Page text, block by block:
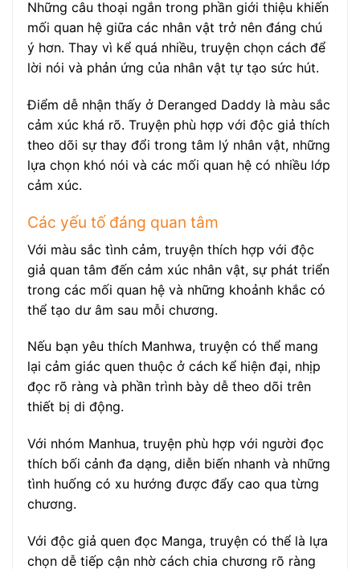
Những câu thoại ngắn trong phần giới thiệu khiến
mối quan hệ giữa các nhân vật trở nên đáng chú
ý hơn. Thay vì kể quá nhiều, truyện chọn cách để
lời nói và phản ứng của nhân vật tự tạo sức hút.
Điểm dễ nhận thấy ở Deranged Daddy là màu sắc
cảm xúc khá rõ. Truyện phù hợp với độc giả thích
theo dõi sự thay đổi trong tâm lý nhân vật, những
lựa chọn khó nói và các mối quan hệ có nhiều lớp
cảm xúc.
Các yếu tố đáng quan tâm
Với màu sắc tình cảm, truyện thích hợp với độc
giả quan tâm đến cảm xúc nhân vật, sự phát triển
trong các mối quan hệ và những khoảnh khắc có
thể tạo dư âm sau mỗi chương.
Nếu bạn yêu thích Manhwa, truyện có thể mang
lại cảm giác quen thuộc ở cách kể hiện đại, nhịp
đọc rõ ràng và phần trình bày dễ theo dõi trên
thiết bị di động.
Với nhóm Manhua, truyện phù hợp với người đọc
thích bối cảnh đa dạng, diễn biến nhanh và những
tình huống có xu hướng được đẩy cao qua từng
chương.
Với độc giả quen đọc Manga, truyện có thể là lựa
chọn dễ tiếp cận nhờ cách chia chương rõ ràng